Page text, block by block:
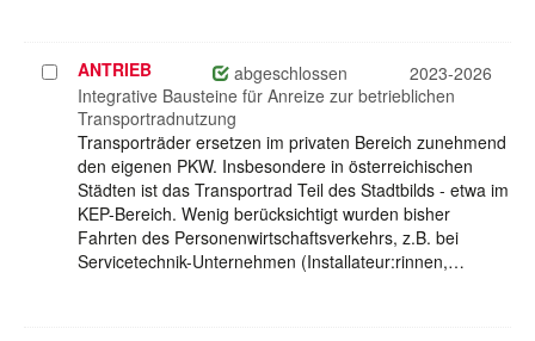
Projekt
auswählen
ANTRIEB abgeschlossen
2023-2026
Integrative Bausteine für Anreize zur betrieblichen
Transportradnutzung
Transporträder ersetzen im privaten Bereich zunehmend
den eigenen PKW. Insbesondere in österreichischen
Städten ist das Transportrad Teil des Stadtbilds - etwa im
KEP-Bereich. Wenig berücksichtigt wurden bisher
Fahrten des Personenwirtschaftsverkehrs, z.B. bei
Servicetechnik-Unternehmen (Installateur:rinnen,…